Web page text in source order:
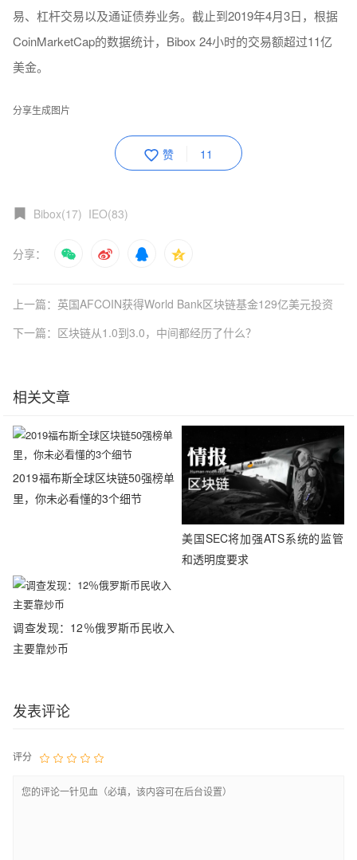
易、杠杆交易以及通证债券业务。截止到2019年4月3日，根据
CoinMarketCap的数据统计，Bibox 24小时的交易额超过11亿
美金。
分享生成图片
赞 11
Bibox(17) IEO(83)
分享：
上一篇：英国AFCOIN获得World Bank区块链基金129亿美元投资
下一篇：区块链从1.0到3.0，中间都经历了什么？
相关文章
2019福布斯全球区块链50强榜单
里，你未必看懂的3个细节
美国SEC将加强ATS系统的监管
和透明度要求
调查发现：12％俄罗斯币民收入
主要靠炒币
发表评论
评分